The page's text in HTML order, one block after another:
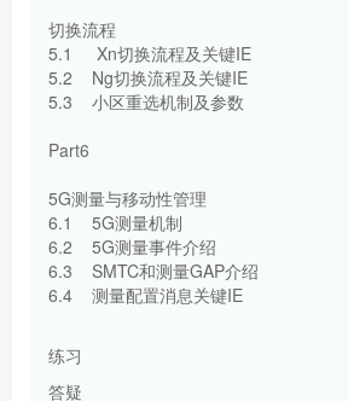
切换流程
5.1 Xn切换流程及关键IE
5.2 Ng切换流程及关键IE
5.3 小区重选机制及参数
Part6
5G测量与移动性管理
6.1 5G测量机制
6.2 5G测量事件介绍
6.3 SMTC和测量GAP介绍
6.4 测量配置消息关键IE
练习
答疑